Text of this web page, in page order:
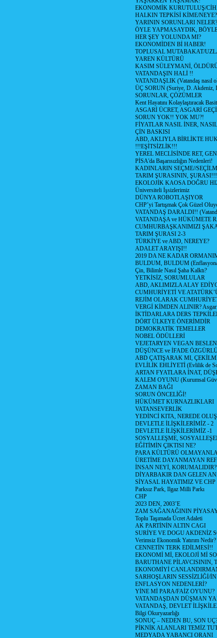
EKONOMİK KURUTULUŞ/
HALKIN TEPKİSİ KİME/NEYE?
YARININ SORUNLARI NELER?
ÖYLE YAPMASAYDIK,
HER ŞEY YOLUNDA MI?
EKONOMİDEN Bİ HABER!
TOPLUSAL MUTABAKAT/
YAREN KÜLTÜRÜ
KASIM SÜLEYMANİ,
VATANDAŞIN HALİ !!
VATANDAŞLIK (Vatandaş nasıl
ÜÇ SORUN (Suriye, D. Akdeniz,
SORUNLAR, ÇÖZÜMLER
Kent Hayatını Kolaylaştıracak
ASGARİ ÜCRET, ASGARİ
SORUN YOK!! YOK MU?!
FİYATLAR NASIL İNER,
ÇİN BASKISI
ABD, AKLIYLA BİRLİKTE
!!!EŞİTSİZLİK!!!
YEREL MECLİSİNDE RET,
PİSA'da Başarısızlığın Nedenleri!
KADINLARIN SEÇME//
TARIM ŞURASININ, ŞURASI!!!
EKOLOJİK KAOSA DOĞRU
Üniversiteli İşsizlerimiz
DÜNYA ROBOTLAŞIYOR
CHP’yi Tartışmak Çok Güzel
VATANDAŞ DARALDI!!
VATANDAŞA ve HÜKÜMETE
CUMHURBAŞKANIMIZI
TARIM ŞURASI 2-3
TÜRKİYE ve ABD, NEREYE?
ADALET ARAYIŞI!!
2019 DA NE KADAR
BULDUM, BULDUM
Çin, Bilimle Nasıl Şaha Kalktı?
YETKİSİZ, SORUMLULAR
ABD, AKLIMIZLA ALAY
CUMHURİYETİ VE
REJİM OLARAK
VERGİ KİMDEN ALINIR?
İKTİDARLARA DERS
DÖRT ÜLKEYE ÖNERİMDİR
DEMOKRATİK TEMELLER
NOBEL ÖDÜLLERİ
VEJETARYEN VEGAN
DÜŞÜNCE ve İFADE
ABD ÇATIŞARAK MI,
EVLİLİK EHLİYETİ (Evlilik de
ARTAN FYATLARA İNAT,
KALEM OYUNU (Kurumsal
ZAMAN BAĞI
SORUN ÖNCELİĞİ!
HÜKÜMET KURNAZLIKLARI
VATANSEVERLİK
YEDİNCİ KITA, NEREDE
DEVLETLE İLİŞKİLERİMİZ - 2
DEVLETLE İLİŞKİLERİMİZ -1
SOSYALLEŞME,
EĞİTİMİN ÇIKTISI NE?
PARA KÜLTÜRÜ
ÜRETİME DAYANMAYAN
İNSAN NEYİ, KORUMALIDIR?
DİYARBAKIR DAN GELEN
SİYASAL HAYATIMIZ VE CHP
Parksız Park, Ilgaz Milli Parkı
CHP
2023 DEN, 2003’E
ZAM SAĞANAĞININ
Toplu Taşımada Ücret Adaleti
AK PARTİNİN ALTIN CAGI
SURİYE VE DOGU AKDENİZ
Verimsiz Ekonomik Yatırım Nedir?
CENNETİN TERK EDİLMESİ!!
EKONOMİ Mİ, EKOLOJİ Mİ
BARUTHANE PİLAVCISININ,
EKONOMİYİ
SARHOŞLARIN SESSİZLİĞİ/
ENFLASYON NEDENLERİ?
YİNE Mİ PARA/FAİZ OYUNU?
VATANDAŞDAN DÜŞMAN
VATANDAŞ, DEVLET
Bilgi Okuryazarlığı
SONUÇ – NEDEN BU, SON
PİKNİK ALANLARI TEMİZ
MEDYADA YABANCI ORANI